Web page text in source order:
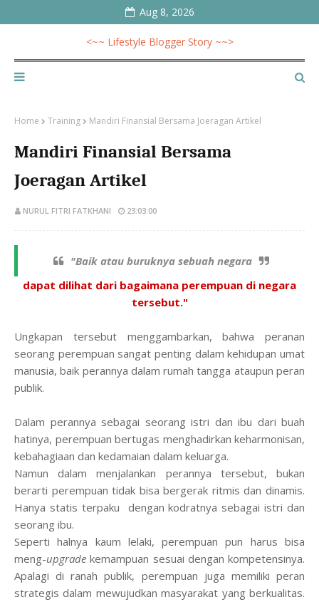
Aug 8, 2026
<~~ Lifestyle Blogger Story ~~>
Home Training Mandiri Finansial Bersama Joeragan Artikel
Mandiri Finansial Bersama
Joeragan Artikel
NURUL FITRI FATKHANI 23:03:00
"Baik atau buruknya sebuah negara
dapat dilihat dari bagaimana perempuan di negara
tersebut."
Ungkapan tersebut menggambarkan, bahwa peranan
seorang perempuan sangat penting dalam kehidupan umat
manusia, baik perannya dalam rumah tangga ataupun peran
publik.
Dalam perannya sebagai seorang istri dan ibu dari buah
hatinya, perempuan bertugas menghadirkan keharmonisan,
kebahagiaan dan kedamaian dalam keluarga.
Namun dalam menjalankan perannya tersebut, bukan
berarti perempuan tidak bisa bergerak ritmis dan dinamis.
Hanya statis terpaku dengan kodratnya sebagai istri dan
seorang ibu.
Seperti halnya kaum lelaki, perempuan pun harus bisa
meng-upgradekemampuan sesuai dengan kompetensinya.
Apalagi di ranah publik, perempuan juga memiliki peran
strategis dalam mewujudkan masyarakat yang berkualitas.